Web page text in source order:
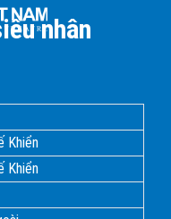
nhân
Thế Khiển
Khiển